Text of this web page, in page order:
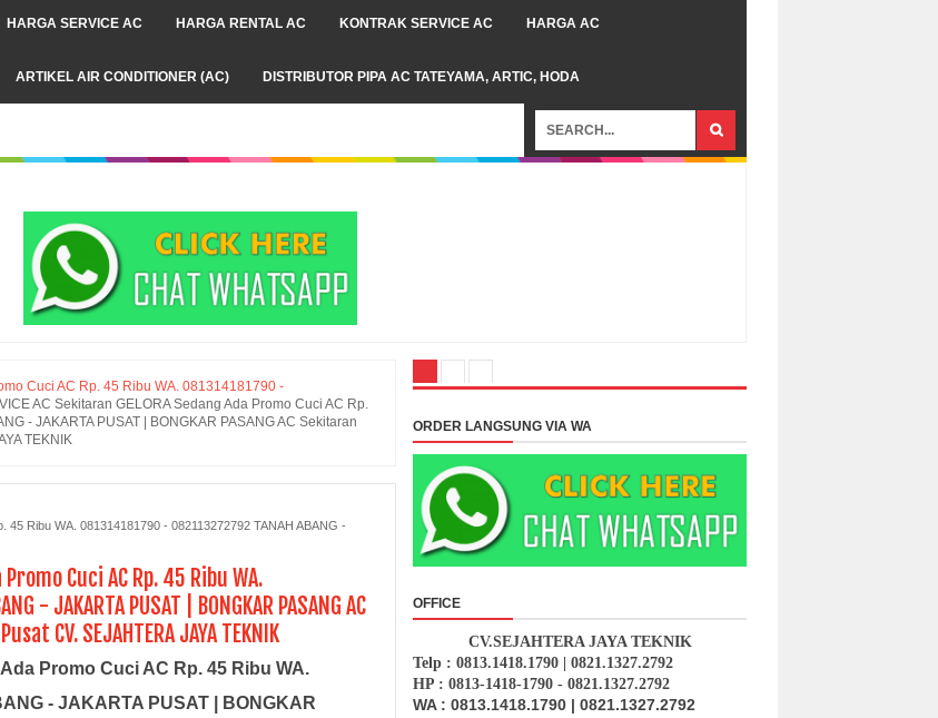
HARGA SERVICE AC HARGA RENTAL AC KONTRAK SERVICE AC HARGA AC
ARTIKEL AIR CONDITIONER (AC) DISTRIBUTOR PIPA AC TATEYAMA, ARTIC, HODA
Cuci AC Rp. 45 Ribu WA. 081314181790 -
AC Sekitaran GELORA Sedang Ada Promo Cuci AC Rp.
- JAKARTA PUSAT | BONGKAR PASANG AC Sekitaran
TEKNIK
Ribu WA. 081314181790 - 082113272792 TANAH ABANG -
Promo Cuci AC Rp. 45 Ribu WA.
- JAKARTA PUSAT | BONGKAR PASANG AC
CV. SEJAHTERA JAYA TEKNIK
Promo Cuci AC Rp. 45 Ribu WA.
- JAKARTA PUSAT | BONGKAR
ORDER LANGSUNG VIA WA
OFFICE
CV.SEJAHTERA JAYA TEKNIK
Telp : 0813.1418.1790 | 0821.1327.2792
HP : 0813-1418-1790 - 0821.1327.2792
WA : 0813.1418.1790 | 0821.1327.2792